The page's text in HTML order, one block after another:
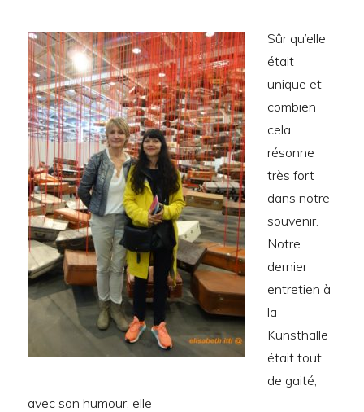
Sûr qu’elle
était
unique et
combien
cela
résonne
très fort
dans notre
souvenir.
Notre
dernier
entretien à
la
Kunsthalle
était tout
de gaité,
avec son humour, elle